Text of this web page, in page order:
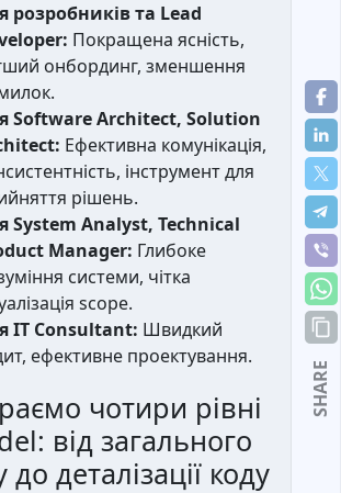
розробників та Lead
Покращена ясність,
онбординг, зменшення
Software Architect, Solution
Ефективна комунікація,
інструмент для
рішень.
System Analyst, Technical
Manager: Глибоке
системи, чітка
scope.
IT Consultant: Швидкий
ефективне проектування.
чотири рівні
від загального
до деталізації коду
SHARE